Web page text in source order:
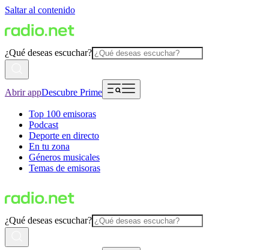
Saltar al contenido
¿Qué deseas escuchar?
Abrir appDescubre Prime
Top 100 emisoras
Podcast
Deporte en directo
En tu zona
Géneros musicales
Temas de emisoras
¿Qué deseas escuchar?